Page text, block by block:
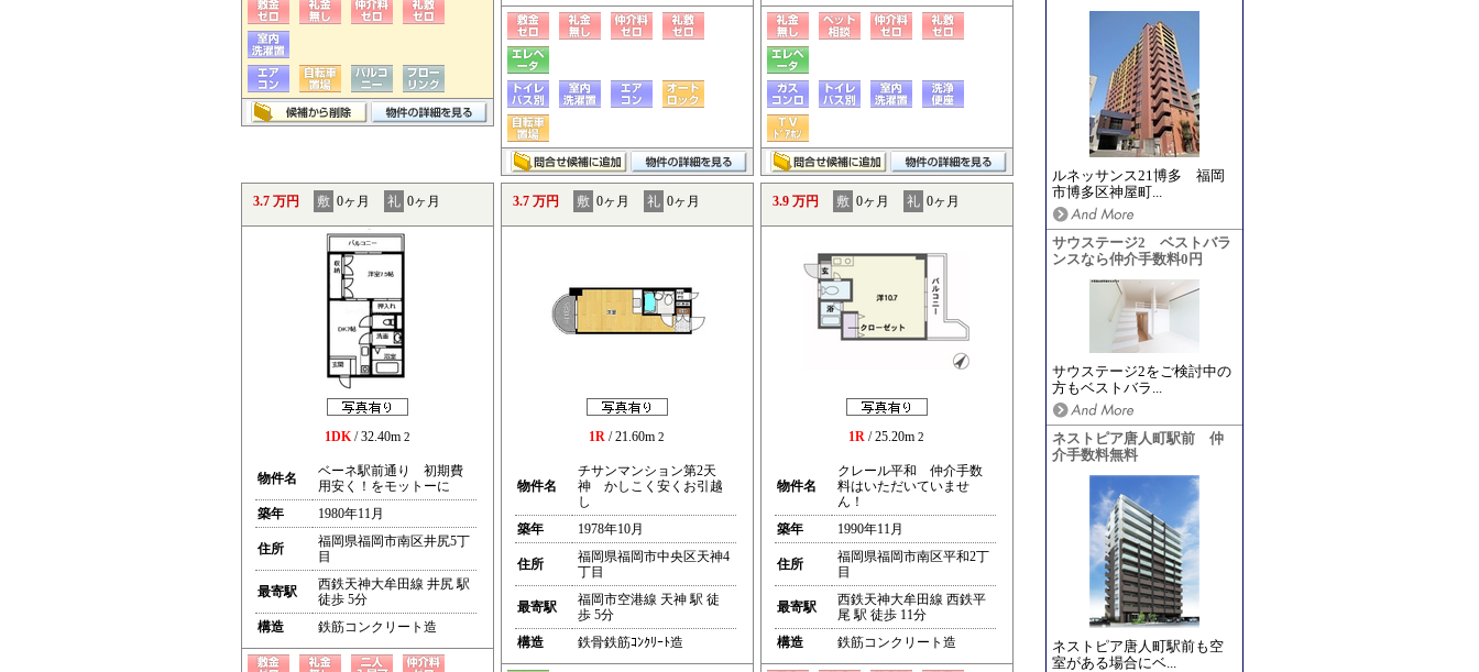
ルネッサンス21博多 福岡
市博多区神屋町...
サウステージ2 ベストバラ
ンスなら仲介手数料0円
サウステージ2をご検討中の
方もベストバラ...
ネストピア唐人町駅前 仲
介手数料無料
ネストピア唐人町駅前も空
室がある場合にベ...
3.7 万円 敷 0ヶ月 礼 0ヶ月
1DK/ 32.40m 2
物件名
ベーネ駅前通り 初期費
用安く！をモットーに
築年
1980年11月
住所
福岡県福岡市南区井尻5丁
目
最寄駅
西鉄天神大牟田線 井尻 駅
徒歩 5分
構造
鉄筋コンクリート造
3.7 万円 敷 0ヶ月 礼 0ヶ月
1R / 21.60m 2
物件名
チサンマンション第2天
神 かしこく安くお引越
し
築年
1978年10月
住所
福岡県福岡市中央区天神4
丁目
最寄駅
福岡市空港線 天神 駅 徒
歩 5分
構造
鉄骨鉄筋ｺﾝｸﾘｰﾄ造
3.9 万円 敷 0ヶ月 礼 0ヶ月
1R / 25.20m 2
物件名
クレール平和 仲介手数
料はいただいていませ
ん！
築年
1990年11月
住所
福岡県福岡市南区平和2丁
目
最寄駅
西鉄天神大牟田線 西鉄平
尾 駅 徒歩 11分
構造
鉄筋コンクリート造